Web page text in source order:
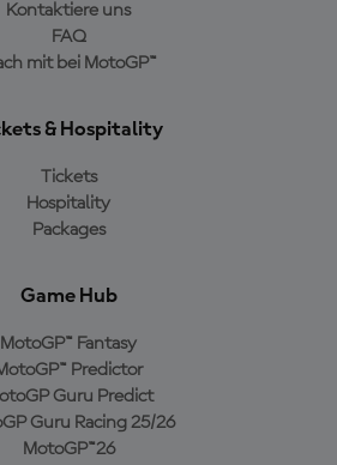
Kontaktiere uns
FAQ
mit bei MotoGP™
& Hospitality
Tickets
Hospitality
Packages
Game Hub
MotoGP™ Fantasy
Predictor
Guru Predict
Guru Racing 25/26
MotoGP™26